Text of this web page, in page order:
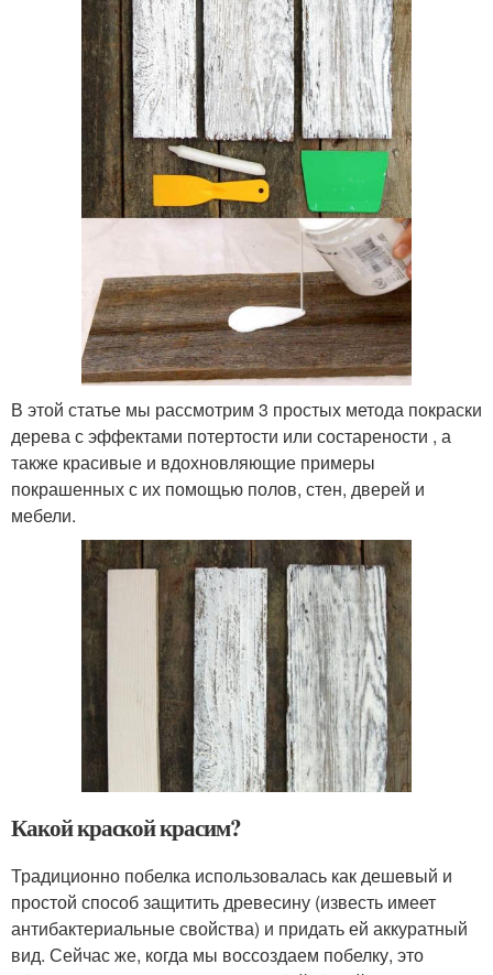
В этой статье мы рассмотрим 3 простых метода покраски
дерева с эффектами потертости или состарености , а
также красивые и вдохновляющие примеры
покрашенных с их помощью полов, стен, дверей и
мебели.
Какой краской красим?
Традиционно побелка использовалась как дешевый и
простой способ защитить древесину (известь имеет
антибактериальные свойства) и придать ей аккуратный
вид. Сейчас же, когда мы воссоздаем побелку, это